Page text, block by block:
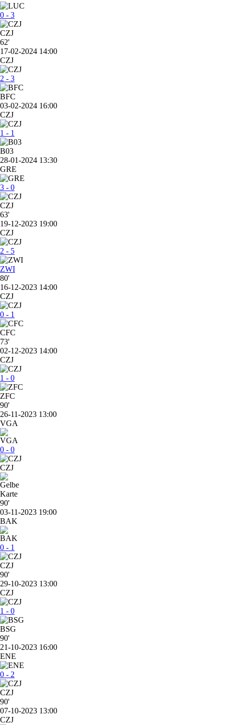
0 - 3
CZJ
62'
17-02-2024 14:00
CZJ
2 - 3
BFC
03-02-2024 16:00
CZJ
1 - 1
B03
28-01-2024 13:30
GRE
3 - 0
CZJ
63'
19-12-2023 19:00
CZJ
2 - 5
ZWI
80'
16-12-2023 14:00
CZJ
0 - 1
CFC
73'
02-12-2023 14:00
CZJ
1 - 0
ZFC
90'
26-11-2023 13:00
VGA
0 - 0
CZJ
90'
03-11-2023 19:00
BAK
0 - 1
CZJ
90'
29-10-2023 13:00
CZJ
1 - 0
BSG
90'
21-10-2023 16:00
ENE
0 - 2
CZJ
90'
07-10-2023 13:00
CZJ